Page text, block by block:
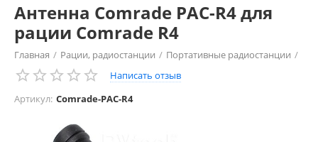
Антенна Comrade PAC-R4 для
рации Comrade R4
Главная / Рации, радиостанции / Портативные радиостанции /
Рации Comrade (Россия) / Антенна Comrade
Написать отзыв
Артикул: Comrade-PAC-R4